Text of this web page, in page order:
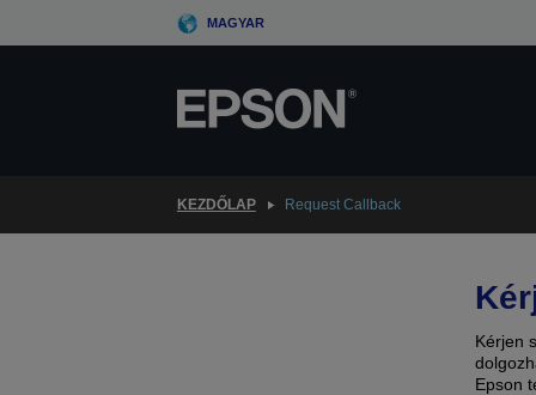
to
MAGYAR
KEZDŐLAP Request Callback
Kérjen
Epson